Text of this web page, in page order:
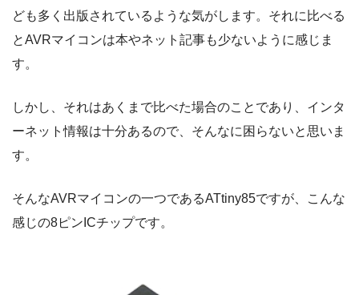
ども多く出版されているような気がします。それに比べる
とAVRマイコンは本やネット記事も少ないように感じま
す。
しかし、それはあくまで比べた場合のことであり、インタ
ーネット情報は十分あるので、そんなに困らないと思いま
す。
そんなAVRマイコンの一つであるATtiny85ですが、こんな
感じの8ピンICチップです。